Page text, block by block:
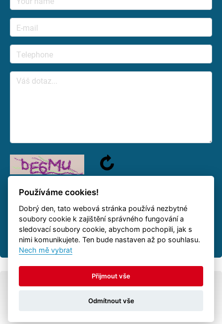
We will answer your question as soon as possible.
© All rights reservedAutovia.cz-trailers
Používáme cookies!
Dobrý den, tato webová stránka používá nezbytné
soubory cookie k zajištění správného fungování a
sledovací soubory cookie, abychom pochopili, jak s
nimi komunikujete. Ten bude nastaven až po souhlasu.
Nech mě vybrat
Přijmout vše
Odmítnout vše